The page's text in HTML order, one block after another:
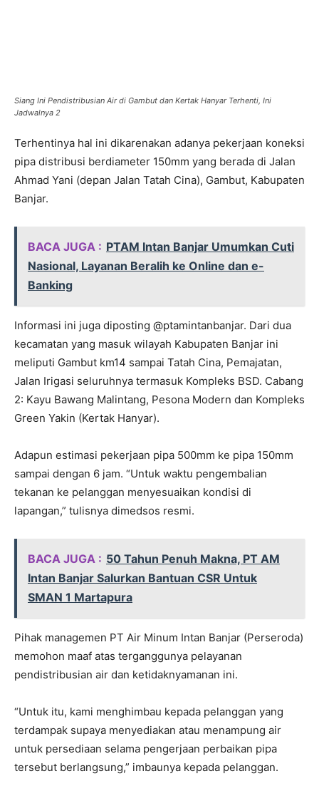
Siang Ini Pendistribusian Air di Gambut dan Kertak Hanyar Terhenti, Ini
Jadwalnya 2
Terhentinya hal ini dikarenakan adanya pekerjaan koneksi
pipa distribusi berdiameter 150mm yang berada di Jalan
Ahmad Yani (depan Jalan Tatah Cina), Gambut, Kabupaten
Banjar.
BACA JUGA : PTAM Intan Banjar Umumkan Cuti
Nasional, Layanan Beralih ke Online dan e-
Banking
Informasi ini juga diposting @ptamintanbanjar. Dari dua
kecamatan yang masuk wilayah Kabupaten Banjar ini
meliputi Gambut km14 sampai Tatah Cina, Pemajatan,
Jalan Irigasi seluruhnya termasuk Kompleks BSD. Cabang
2: Kayu Bawang Malintang, Pesona Modern dan Kompleks
Green Yakin (Kertak Hanyar).
Adapun estimasi pekerjaan pipa 500mm ke pipa 150mm
sampai dengan 6 jam. “Untuk waktu pengembalian
tekanan ke pelanggan menyesuaikan kondisi di
lapangan,” tulisnya dimedsos resmi.
BACA JUGA : 50 Tahun Penuh Makna, PT AM
Intan Banjar Salurkan Bantuan CSR Untuk
SMAN 1 Martapura
Pihak managemen PT Air Minum Intan Banjar (Perseroda)
memohon maaf atas terganggunya pelayanan
pendistribusian air dan ketidaknyamanan ini.
“Untuk itu, kami menghimbau kepada pelanggan yang
terdampak supaya menyediakan atau menampung air
untuk persediaan selama pengerjaan perbaikan pipa
tersebut berlangsung,” imbaunya kepada pelanggan.